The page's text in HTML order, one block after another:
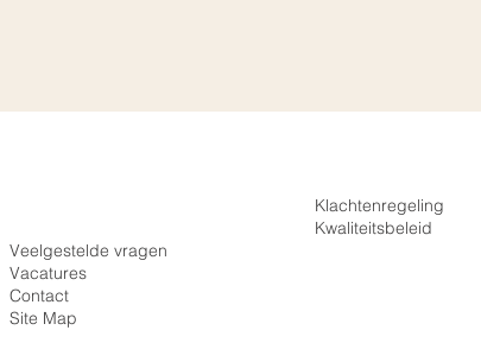
Veelgestelde vragen
Vacatures
Contact
Site Map
Klachtenregeling
Kwaliteitsbeleid